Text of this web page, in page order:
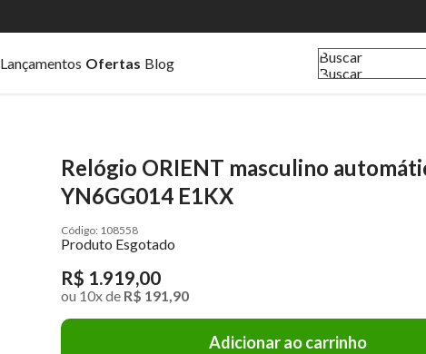
Lançamentos Ofertas Blog
Buscar
Buscar
Relógio ORIENT masculino
YN6GG014 E1KX
108558
Produto Esgotado
R$ 1.919,00
ou 10xde R$ 191,90
Adicionar ao carrinho